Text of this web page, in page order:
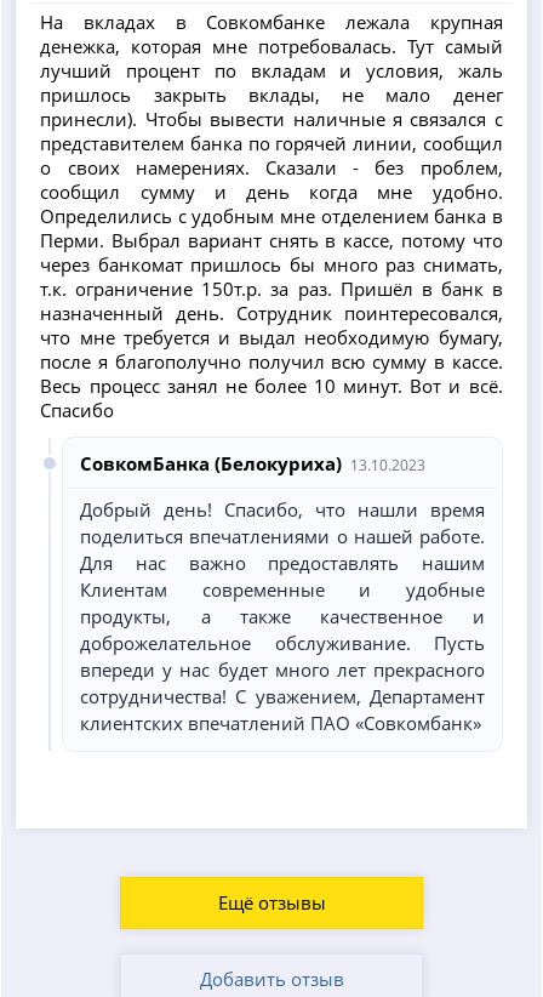
На вкладах в Совкомбанке лежала крупная
денежка, которая мне потребовалась. Тут самый
лучший процент по вкладам и условия, жаль
пришлось закрыть вклады, не мало денег
принесли). Чтобы вывести наличные я связался с
представителем банка по горячей линии, сообщил
о своих намерениях. Сказали - без проблем,
сообщил сумму и день когда мне удобно.
Определились с удобным мне отделением банка в
Перми. Выбрал вариант снять в кассе, потому что
через банкомат пришлось бы много раз снимать,
т.к. ограничение 150т.р. за раз. Пришёл в банк в
назначенный день. Сотрудник поинтересовался,
что мне требуется и выдал необходимую бумагу,
после я благополучно получил всю сумму в кассе.
Весь процесс занял не более 10 минут. Вот и всё.
Спасибо
СовкомБанка (Белокуриха) 13.10.2023
Добрый день! Спасибо, что нашли время
поделиться впечатлениями о нашей работе.
Для нас важно предоставлять нашим
Клиентам современные и удобные
продукты, а также качественное и
доброжелательное обслуживание. Пусть
впереди у нас будет много лет прекрасного
сотрудничества! С уважением, Департамент
клиентских впечатлений ПАО «Совкомбанк»
Ещё отзывы
Добавить отзыв